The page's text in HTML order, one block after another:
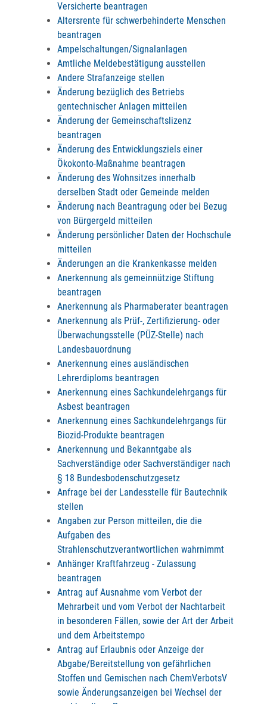
Versicherte beantragen
Altersrente für schwerbehinderte Menschen
beantragen
Ampelschaltungen/Signalanlagen
Amtliche Meldebestätigung ausstellen
Andere Strafanzeige stellen
Änderung bezüglich des Betriebs
gentechnischer Anlagen mitteilen
Änderung der Gemeinschaftslizenz
beantragen
Änderung des Entwicklungsziels einer
Ökokonto-Maßnahme beantragen
Änderung des Wohnsitzes innerhalb
derselben Stadt oder Gemeinde melden
Änderung nach Beantragung oder bei Bezug
von Bürgergeld mitteilen
Änderung persönlicher Daten der Hochschule
mitteilen
Änderungen an die Krankenkasse melden
Anerkennung als gemeinnützige Stiftung
beantragen
Anerkennung als Pharmaberater beantragen
Anerkennung als Prüf-, Zertifizierung- oder
Überwachungsstelle (PÜZ-Stelle) nach
Landesbauordnung
Anerkennung eines ausländischen
Lehrerdiploms beantragen
Anerkennung eines Sachkundelehrgangs für
Asbest beantragen
Anerkennung eines Sachkundelehrgangs für
Biozid-Produkte beantragen
Anerkennung und Bekanntgabe als
Sachverständige oder Sachverständiger nach
§ 18 Bundesbodenschutzgesetz
Anfrage bei der Landesstelle für Bautechnik
stellen
Angaben zur Person mitteilen, die die
Aufgaben des
Strahlenschutzverantwortlichen wahrnimmt
Anhänger Kraftfahrzeug - Zulassung
beantragen
Antrag auf Ausnahme vom Verbot der
Mehrarbeit und vom Verbot der Nachtarbeit
in besonderen Fällen, sowie der Art der Arbeit
und dem Arbeitstempo
Antrag auf Erlaubnis oder Anzeige der
Abgabe/Bereitstellung von gefährlichen
Stoffen und Gemischen nach ChemVerbotsV
sowie Änderungsanzeigen bei Wechsel der